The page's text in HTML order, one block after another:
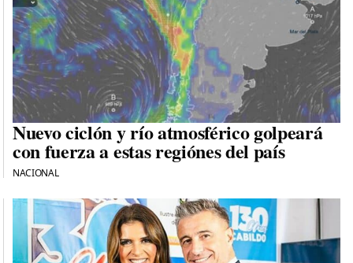
Nuevo ciclón y río atmosférico golpeará
con fuerza a estas regiónes del país
NACIONAL